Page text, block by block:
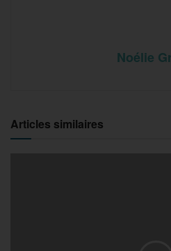
Noélie
Articles similaires